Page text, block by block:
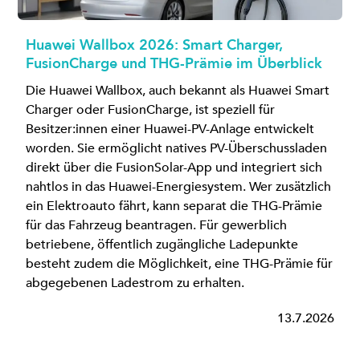
Huawei Wallbox 2026: Smart Charger,
FusionCharge und THG-Prämie im Überblick
Die Huawei Wallbox, auch bekannt als Huawei Smart
Charger oder FusionCharge, ist speziell für
Besitzer:innen einer Huawei-PV-Anlage entwickelt
worden. Sie ermöglicht natives PV-Überschussladen
direkt über die FusionSolar-App und integriert sich
nahtlos in das Huawei-Energiesystem. Wer zusätzlich
ein Elektroauto fährt, kann separat die THG-Prämie
für das Fahrzeug beantragen. Für gewerblich
betriebene, öffentlich zugängliche Ladepunkte
besteht zudem die Möglichkeit, eine THG-Prämie für
abgegebenen Ladestrom zu erhalten.
13.7.2026